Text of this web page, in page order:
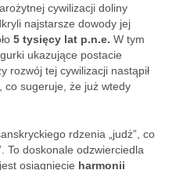
cywilizacji doliny
najstarsze dowody jej
5 tysięcy lat p.n.e. W tym
ukazujące postacie
rozwój tej cywilizacji nastąpił
, co sugeruje, że już wtedy
rdzenia „judż”, co
To doskonale odzwierciedla
osiągnięcie harmonii